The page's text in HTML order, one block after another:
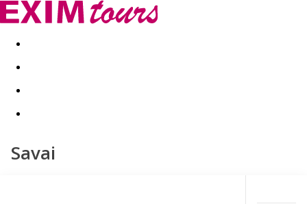
Akční nabídky Last minute
Savai